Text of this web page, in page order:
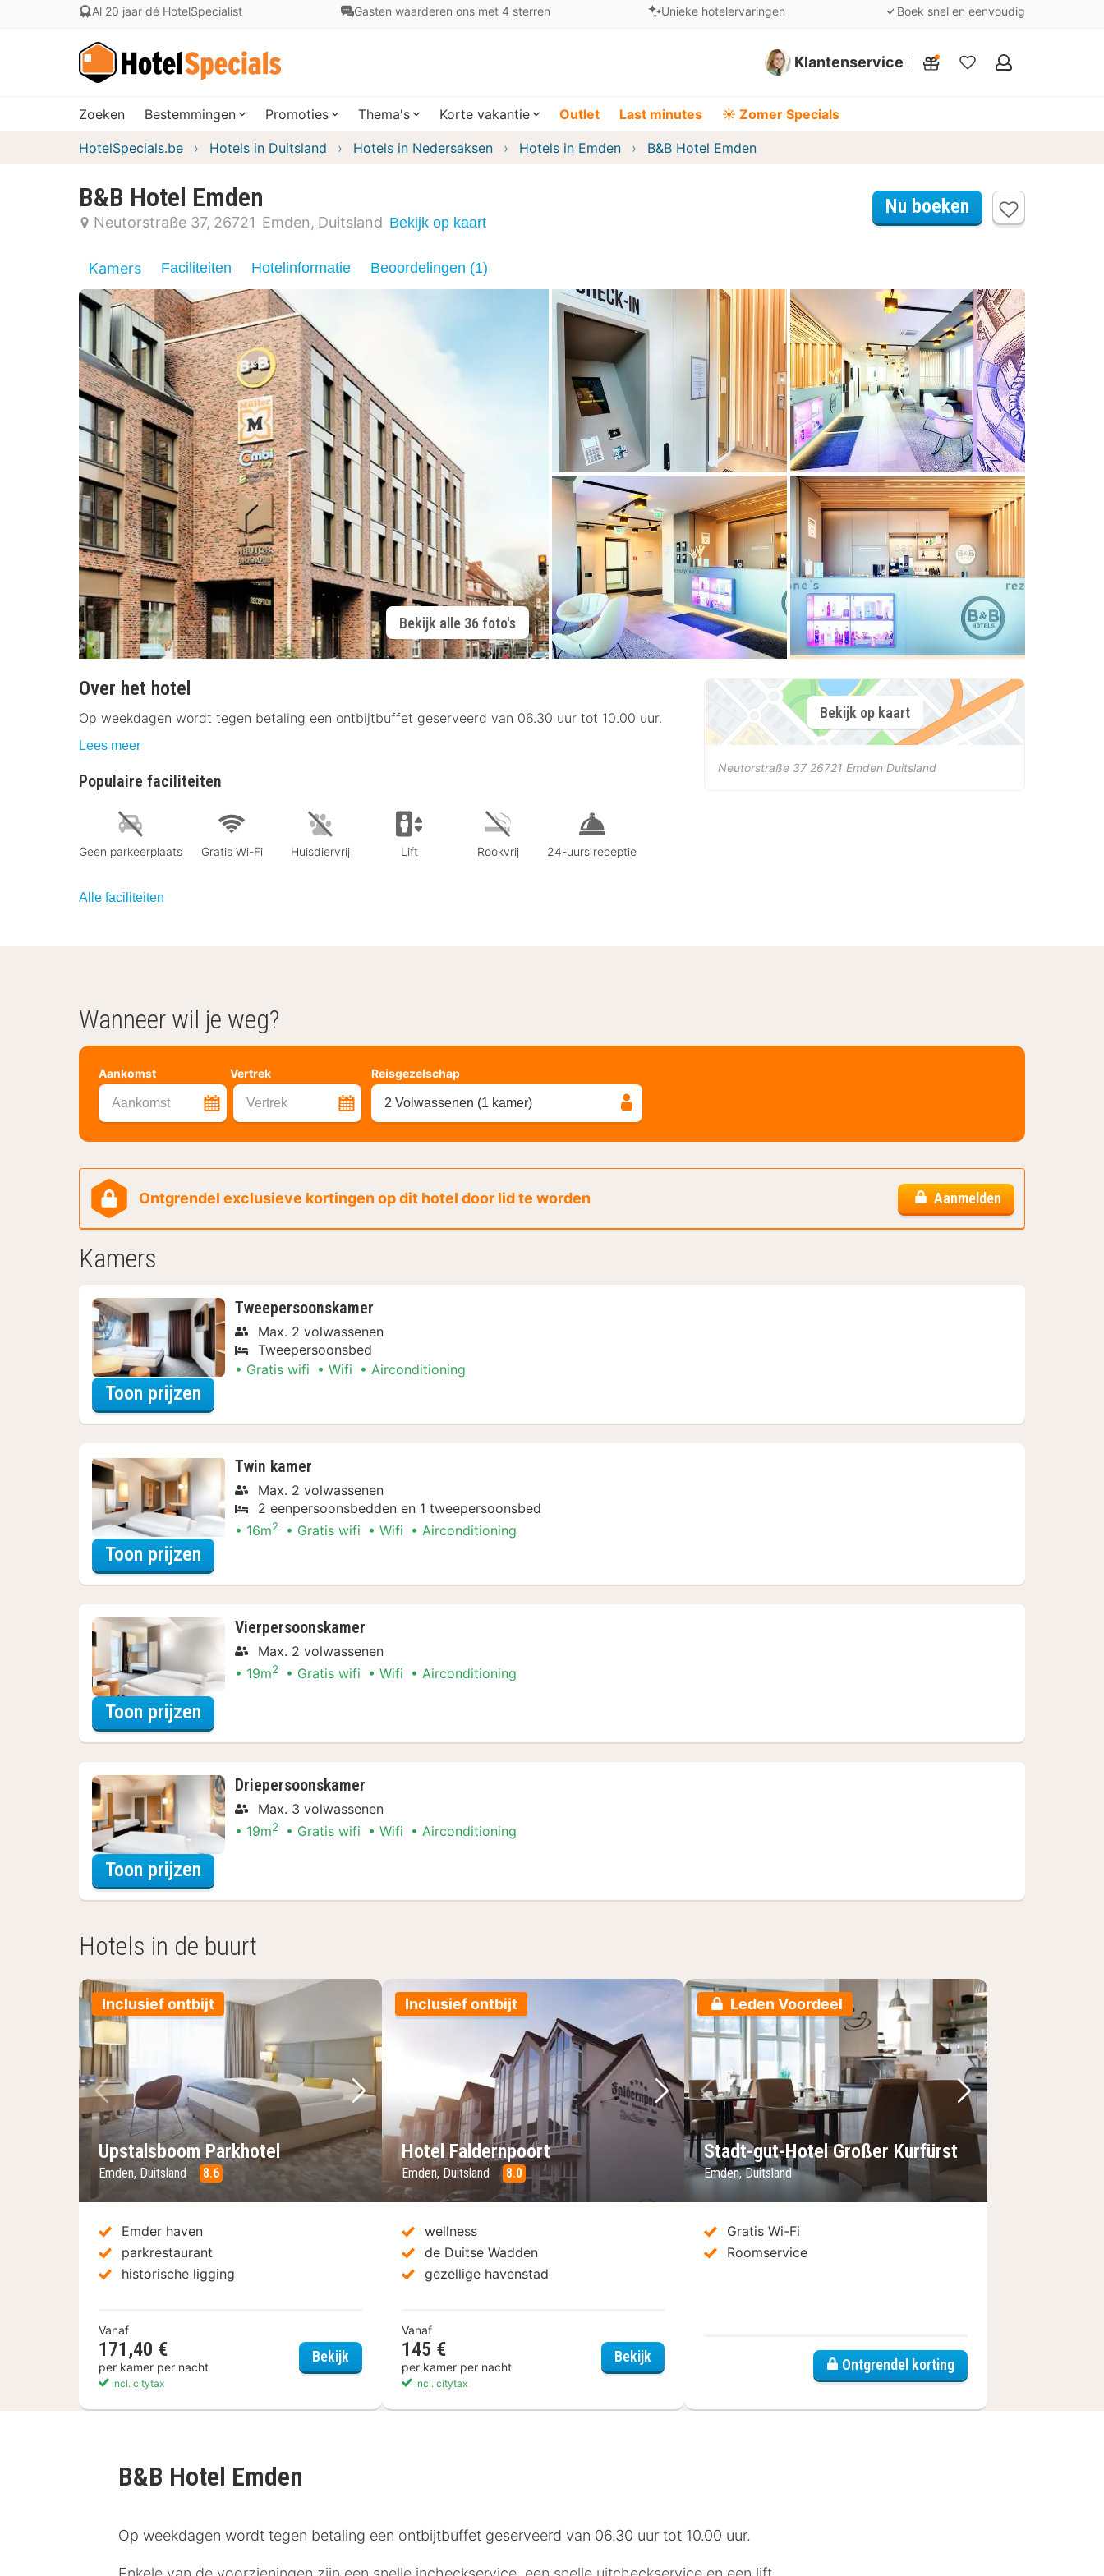
Al 20 jaar dé HotelSpecialist Gasten waarderen ons met 4 sterren Unieke hotelervaringen Boek snel en eenvoudig
Klantenservice
Mijn
Zoeken Bestemmingen Promoties Thema's Korte vakantie Outlet Last minutes ☀️ Zomer Specials
HotelSpecials.be Hotels in Duitsland Hotels in Nedersaksen Hotels in Emden B&B Hotel Emden
B&B Hotel Emden
Neutorstraße 37 26721 Emden Duitsland Bekijk op kaart
Nu boeken
Kamers Faciliteiten Hotelinformatie Beoordelingen (1)
Bekijk alle 36 foto's
Over het hotel
Op weekdagen wordt tegen betaling een ontbijtbuffet geserveerd van 06.30 uur tot 10.00 uur.
Lees meer
Populaire faciliteiten
Geen parkeerplaats Gratis Wi-Fi Huisdiervrij Lift Rookvrij 24-uurs receptie
Alle faciliteiten
Bekijk op kaart
Neutorstraße 37 26721 Emden Duitsland
Wanneer wil je weg?
Aankomst Vertrek
Aankomst Vertrek
Reisgezelschap
2 Volwassenen (1 kamer)
Ontgrendel exclusieve kortingen op dit hotel door lid te worden Aanmelden
Kamers
Tweepersoonskamer
Max. 2 volwassenen
Tweepersoonsbed
Gratis wifi
Wifi Airconditioning
Toon prijzen
Twin kamer
Max. 2 volwassenen
2 eenpersoonsbedden en 1 tweepersoonsbed
16m2 Gratis wifi Wifi Airconditioning
Toon prijzen
Vierpersoonskamer
Max. 2 volwassenen
19m2 Gratis wifi Wifi Airconditioning
Toon prijzen
Driepersoonskamer
Max. 3 volwassenen
19m2 Gratis wifi Wifi Airconditioning
Toon prijzen
Hotels in de buurt
Inclusief ontbijt
Vorige foto
Volgende foto
Upstalsboom Parkhotel
Emden, Duitsland 8.6
Emder haven
parkrestaurant
historische ligging
Vanaf
171,40 €
per kamer per nacht
incl. citytax
BekijkUpstalsboom Parkhotel
Inclusief ontbijt
Vorige foto
Volgende foto
Hotel Faldernpoort
Emden, Duitsland 8.0
wellness
de Duitse Wadden
gezellige havenstad
Vanaf
145 €
per kamer per nacht
incl. citytax
Bekijk
Leden Voordeel
Vorige foto
Volgende foto
Stadt-gut-Hotel Großer Kurfürst
Emden, Duitsland
Gratis Wi-Fi
Roomservice
Ontgrendel korting
B&B Hotel Emden
Op weekdagen wordt tegen betaling een ontbijtbuffet geserveerd van 06.30 uur tot 10.00 uur.